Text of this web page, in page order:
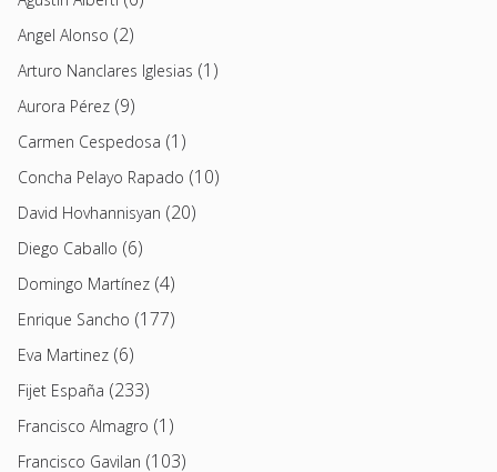
Angel Alonso (2)
Arturo Nanclares Iglesias (1)
Aurora Pérez (9)
Carmen Cespedosa (1)
Concha Pelayo Rapado (10)
David Hovhannisyan (20)
Diego Caballo (6)
Domingo Martínez (4)
Enrique Sancho (177)
Eva Martinez (6)
Fijet España (233)
Francisco Almagro (1)
Francisco Gavilan (103)